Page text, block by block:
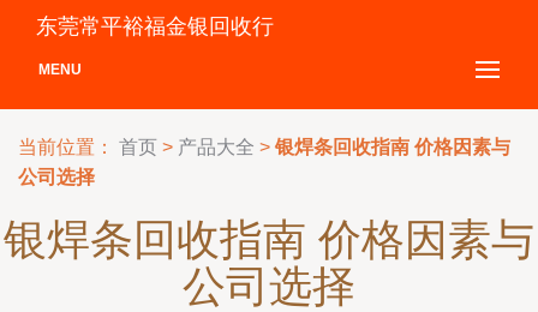
东莞常平裕福金银回收行
MENU
当前位置： 首页 > 产品大全 > 银焊条回收指南 价格因素与
公司选择
银焊条回收指南 价格因素与
公司选择